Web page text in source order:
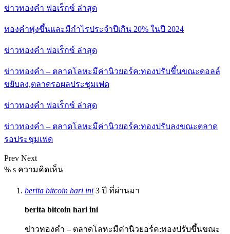
ข่าวทองคำ ฟอเร็กซ์ ล่าสุด
ทองคำพุ่งขึ้นและมีกำไรประจำปีเกิน 20% ในปี 2024
ข่าวทองคำ ฟอเร็กซ์ ล่าสุด
ข่าวทองคำ – ตลาดโลหะมีค่านิวยอร์ค:ทองปรับขึ้นขณะดอลล์
ขยับลง,ตลาดรอผลประชุมเฟด
ข่าวทองคำ ฟอเร็กซ์ ล่าสุด
ข่าวทองคำ – ตลาดโลหะมีค่านิวยอร์ค:ทองปรับลงขณะตลาด
รอประชุมเฟด
Prev Next
% s ความคิดเห็น
berita bitcoin hari ini 3 ปี ที่ผ่านมา
berita bitcoin hari ini
ข่าวทองคำ – ตลาดโลหะมีค่านิวยอร์ค:ทองปรับขึ้นขณะ